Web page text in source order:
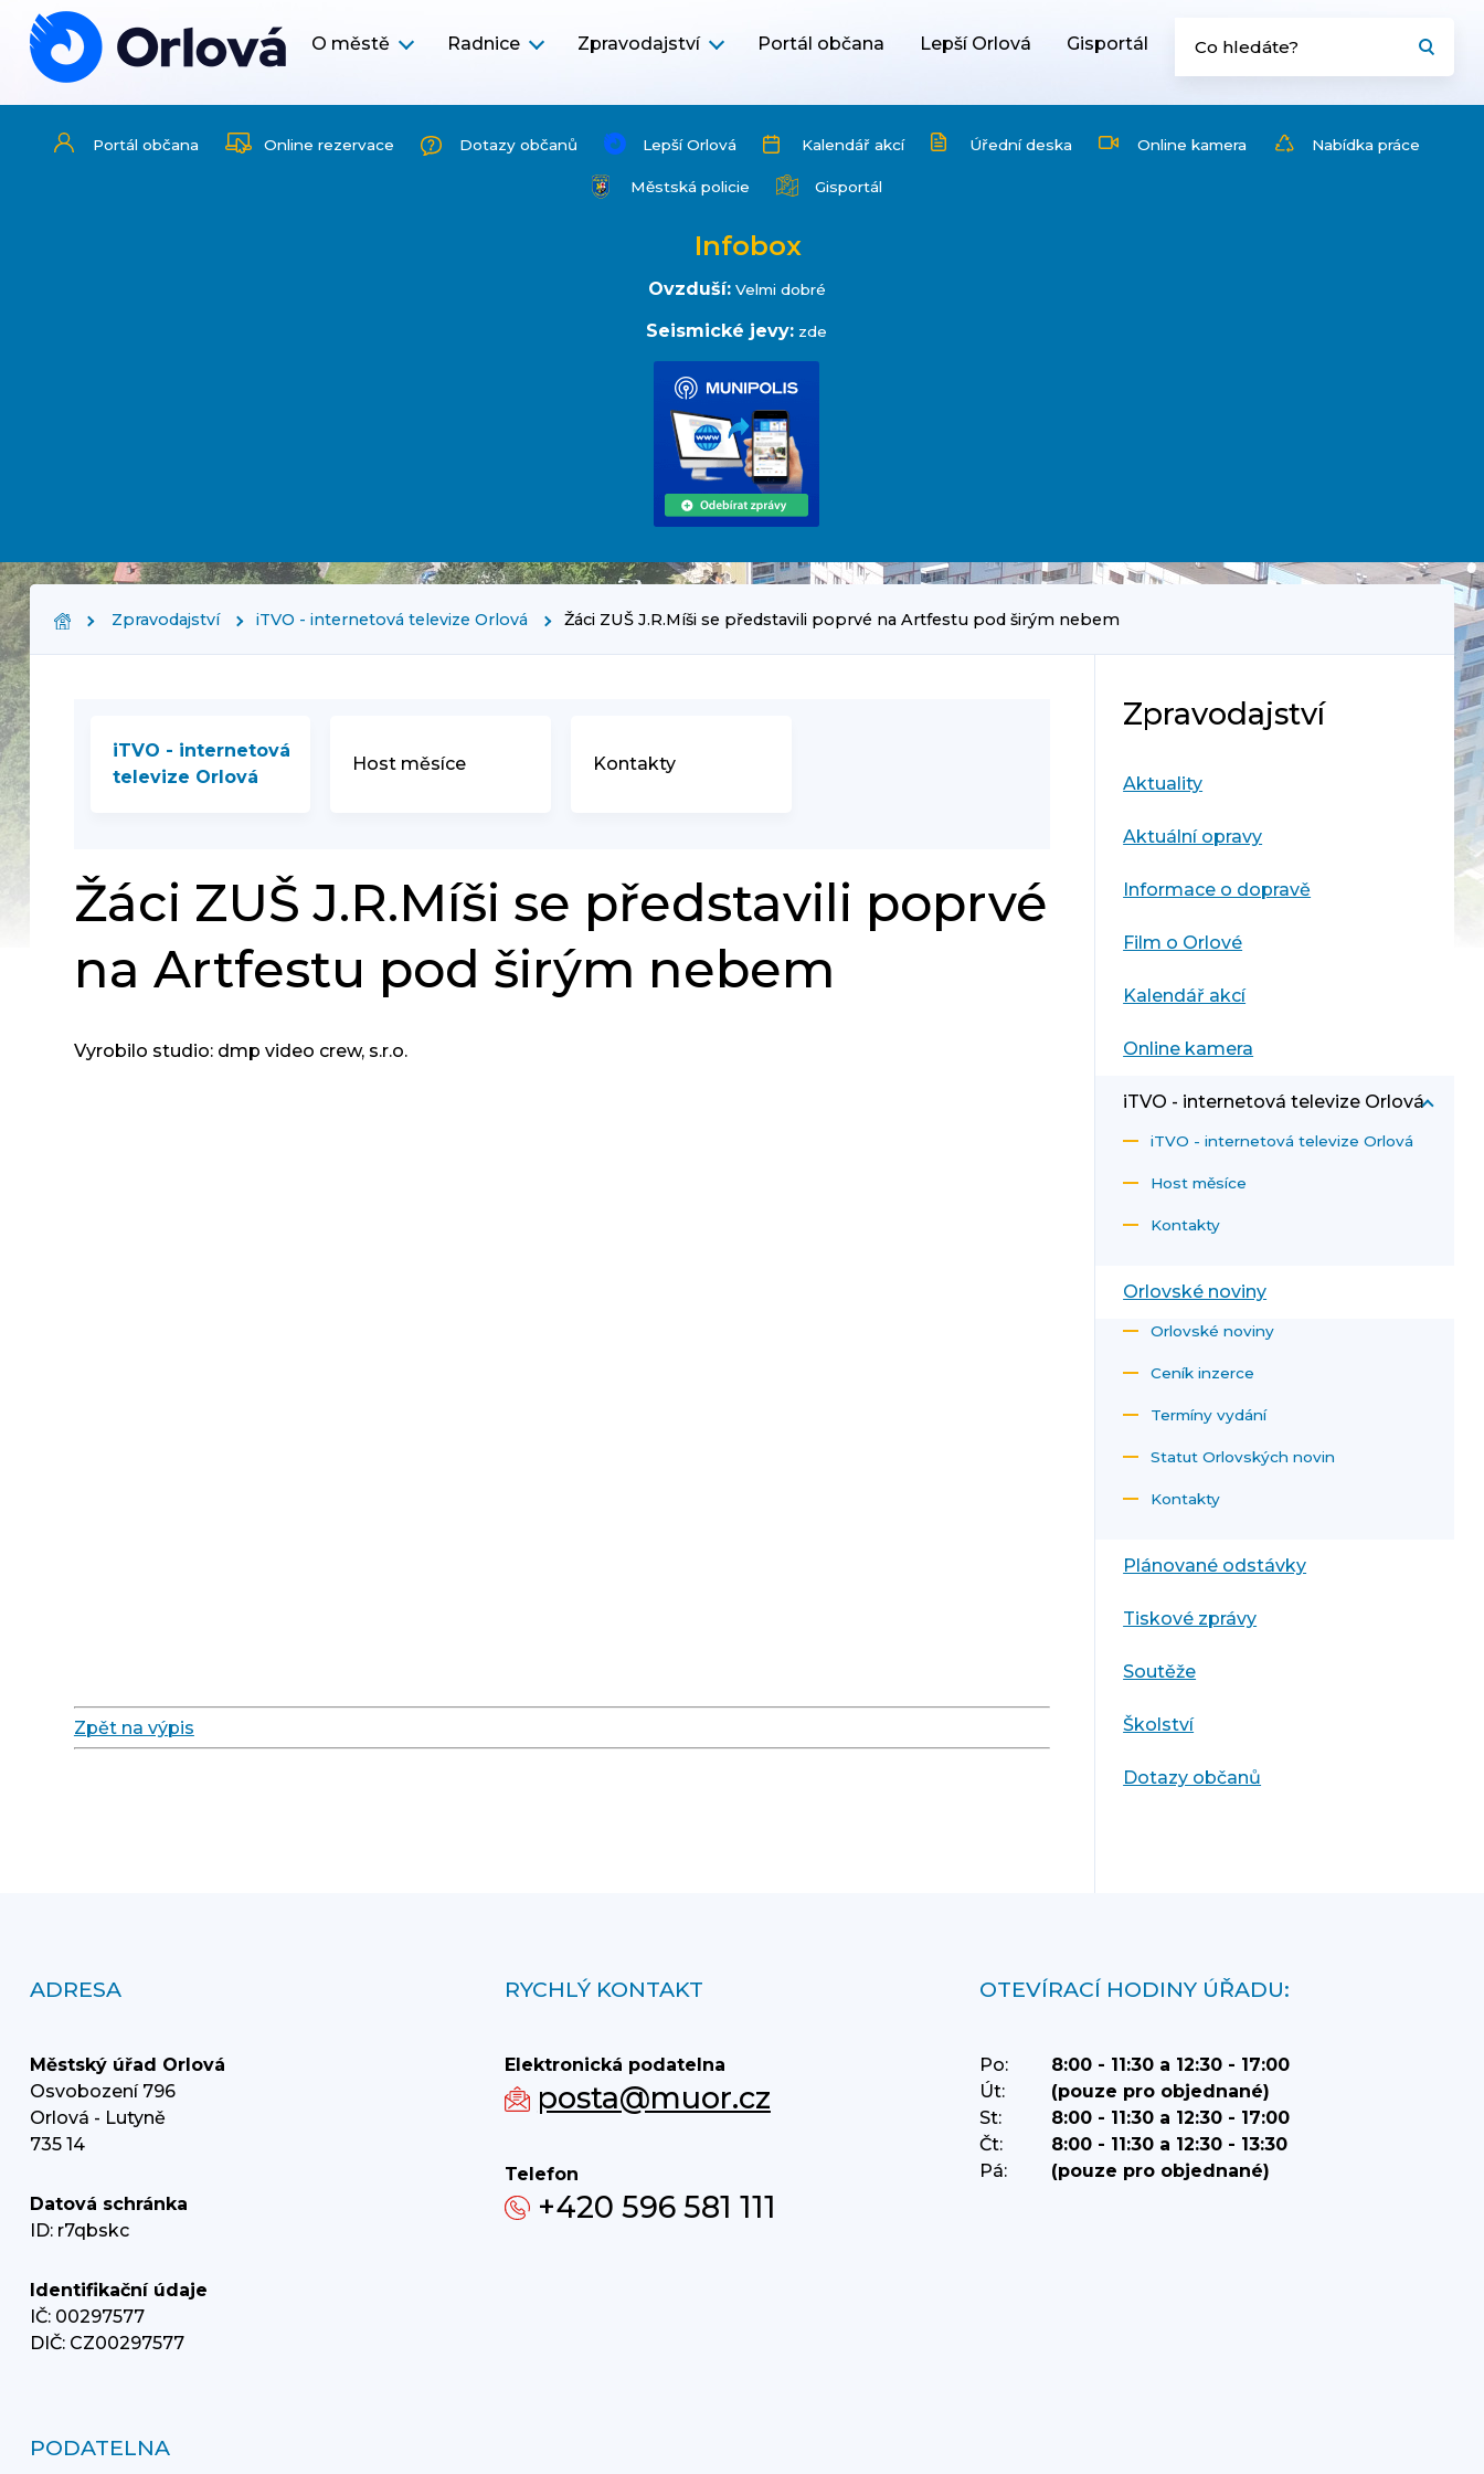
O městě Radnice Zpravodajství Portál občana Lepší Orlová Gisportál
Portál občana Online rezervace Dotazy občanů Lepší Orlová Kalendář akcí Úřední deska Online kamera Nabídka práce
Městská policie Gisportál
Infobox
Ovzduší: Velmi dobré
Seismické jevy: zde
Zpravodajství iTVO - internetová televize Orlová Žáci ZUŠ J.R.Míši se představili poprvé na Artfestu pod širým nebem
iTVO - internetová
televize Orlová
Host měsíce Kontakty
Žáci ZUŠ J.R.Míši se představili poprvé
na Artfestu pod širým nebem
Vyrobilo studio: dmp video crew, s.r.o.
Zpět na výpis
Zpravodajství
Aktuality
Aktuální opravy
Informace o dopravě
Film o Orlové
Kalendář akcí
Online kamera
iTVO - internetová televize Orlová
iTVO - internetová televize Orlová
Host měsíce
Kontakty
Orlovské noviny
Orlovské noviny
Ceník inzerce
Termíny vydání
Statut Orlovských novin
Kontakty
Plánované odstávky
Tiskové zprávy
Soutěže
Školství
Dotazy občanů
ADRESA
Městský úřad Orlová
Osvobození 796
Orlová - Lutyně
735 14
Datová schránka
ID: r7qbskc
Identifikační údaje
IČ: 00297577
DIČ: CZ00297577
RYCHLÝ KONTAKT
Elektronická podatelna
posta@muor.cz
Telefon
+420 596 581 111
OTEVÍRACÍ HODINY ÚŘADU:
Po:
8:00 - 11:30 a 12:30 - 17:00
Út:
(pouze pro objednané)
St:
8:00 - 11:30 a 12:30 - 17:00
Čt:
8:00 - 11:30 a 12:30 - 13:30
Pá:
(pouze pro objednané)
PODATELNA